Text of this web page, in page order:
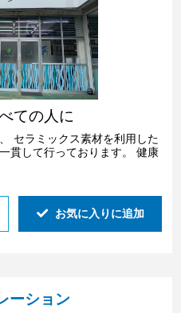
ての人に
セラミックス素材を利用した
貫して行っております。 健康
お気に入りに追加
ーション